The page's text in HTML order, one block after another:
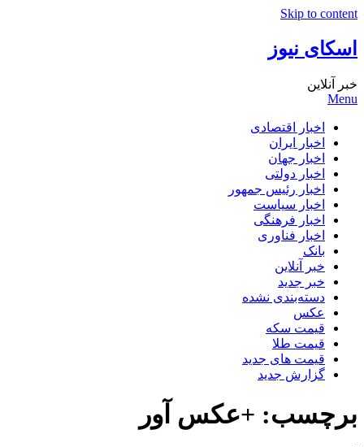
Skip to content
اسکای نیوز
خبر آنلاین
Menu
اخبار اقتصادی
اخبار ایران
اخبار جهان
اخبار دولتی
اخبار رئیس جمهور
اخبار سیاست
اخبار فرهنگی
اخبار فناوری
بانک
خبر آنلاین
خبر جدید
دسته‌بندی نشده
عکس
قیمت سکه
قیمت طلا
قیمت های جدید
گزارش جدید
برچسب: +عکس آور